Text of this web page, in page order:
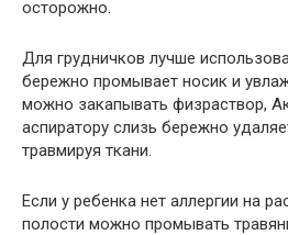
осторожно.
Для грудничков лучше
бережно промывает носик и
можно закапывать физраствор,
аспиратору слизь бережно
травмируя ткани.
Если у ребенка нет аллергии на
полости можно промывать